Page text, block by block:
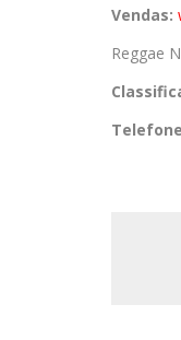
Vendas:
Reggae